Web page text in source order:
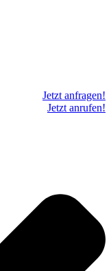
Jetzt anfragen!
Jetzt anrufen!